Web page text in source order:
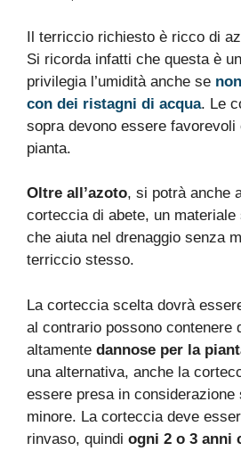
Il terriccio richiesto è ricco di
Si ricorda infatti che questa è
privilegia l’umidità anche se
con dei ristagni di acqua. Le
sopra devono essere
pianta.
Oltre all’azoto, si potrà anche
corteccia di abete, un
che aiuta nel drenaggio senza
terriccio stesso.
La corteccia scelta dovrà
al contrario possono contenere
altamente dannose per la
una alternativa, anche la
essere presa in considerazione
minore. La corteccia deve
rinvaso, quindi ogni 2 o 3 anni